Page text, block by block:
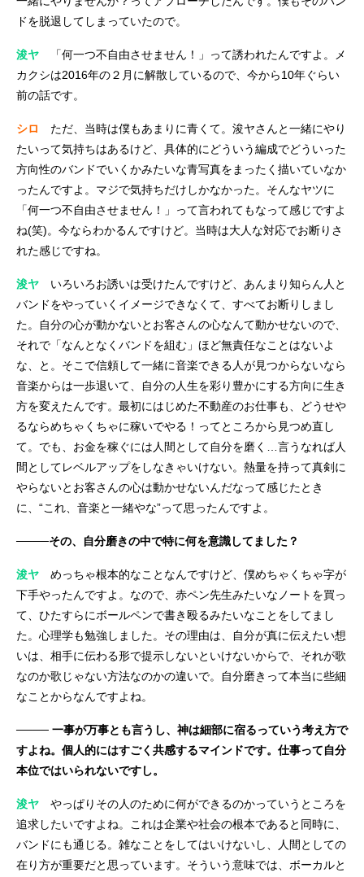
ドを脱退してしまっていたので。
浚ヤ 「何一つ不自由させません！」って誘われたんですよ。メ
カクシは2016年の２月に解散しているので、今から10年ぐらい
前の話です。
シロ
ただ、当時は僕もあまりに青くて。浚ヤさんと一緒にやり
たいって気持ちはあるけど、具体的にどういう編成でどういった
方向性のバンドでいくかみたいな青写真をまったく描いていなか
ったんですよ。マジで気持ちだけしかなかった。そんなヤツに
「何一つ不自由させません！」って言われてもなって感じですよ
ね(笑)。今ならわかるんですけど。当時は大人な対応でお断りさ
れた感じですね。
浚ヤ いろいろお誘いは受けたんですけど、あんまり知らん人と
バンドをやっていくイメージできなくて、すべてお断りしまし
た。自分の心が動かないとお客さんの心なんて動かせないので、
それで「なんとなくバンドを組む」ほど無責任なことはないよ
な、と。そこで信頼して一緒に音楽できる人が見つからないなら
音楽からは一歩退いて、自分の人生を彩り豊かにする方向に生き
方を変えたんです。最初にはじめた不動産のお仕事も、どうせや
るならめちゃくちゃに稼いでやる！ってところから見つめ直し
て。でも、お金を稼ぐには人間として自分を磨く…言うなれば人
間としてレベルアップをしなきゃいけない。熱量を持って真剣に
やらないとお客さんの心は動かせないんだなって感じたとき
に、“これ、音楽と一緒やな”って思ったんですよ。
────その、自分磨きの中で特に何を意識してました？
浚ヤ めっちゃ根本的なことなんですけど、僕めちゃくちゃ字が
下手やったんですよ。なので、赤ペン先生みたいなノートを買っ
て、ひたすらにボールペンで書き殴るみたいなことをしてまし
た。心理学も勉強しました。その理由は、自分が真に伝えたい想
いは、相手に伝わる形で提示しないといけないからで、それが歌
なのか歌じゃない方法なのかの違いで。自分磨きって本当に些細
なことからなんですよね。
──── 一事が万事とも言うし、神は細部に宿るっていう考え方で
すよね。個人的にはすごく共感するマインドです。仕事って自分
本位ではいられないですし。
浚ヤ やっぱりその人のために何ができるのかっていうところを
追求したいですよね。これは企業や社会の根本であると同時に、
バンドにも通じる。雑なことをしてはいけないし、人間としての
在り方が重要だと思っています。そういう意味では、ボーカルと